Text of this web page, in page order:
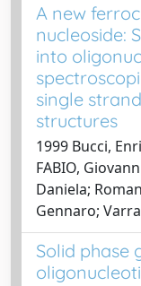
A new
nucleoside:
into
single
structures
1999 Bucci,
FABIO,
Daniela;
Gennaro;
Solid phase